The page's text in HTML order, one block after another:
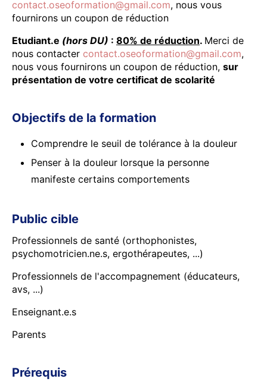
contact.oseoformation@gmail.com, nous vous
fournirons un coupon de réduction
Etudiant.e (hors DU) : 80% de réduction. Merci de
nous contacter contact.oseoformation@gmail.com,
nous vous fournirons un coupon de réduction, sur
présentation de votre certificat de scolarité
Objectifs de la formation
Comprendre le seuil de tolérance à la douleur
Penser à la douleur lorsque la personne
manifeste certains comportements
Public cible
Professionnels de santé (orthophonistes,
psychomotricien.ne.s, ergothérapeutes, ...)
Professionnels de l'accompagnement (éducateurs,
avs, ...)
Enseignant.e.s
Parents
Prérequis